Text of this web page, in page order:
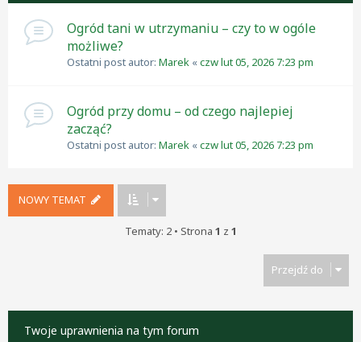
Ogród tani w utrzymaniu – czy to w ogóle
możliwe?
Ostatni post autor: Marek «czw lut 05, 2026 7:23 pm
Ogród przy domu – od czego najlepiej
zacząć?
Ostatni post autor: Marek «czw lut 05, 2026 7:23 pm
NOWY TEMAT
Tematy: 2 • Strona 1 z 1
Przejdź do
Twoje uprawnienia na tym forum